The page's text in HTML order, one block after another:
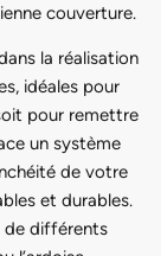
couverture.
la réalisation
idéales pour
pour remettre
un système
de votre
et durables.
de différents